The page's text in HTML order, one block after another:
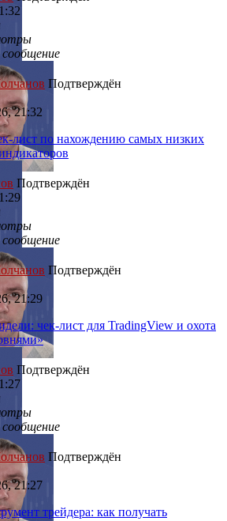
Подтверждён
21:32
лист по нахождению самых низких
Подтверждён
Подтверждён
21:29
чек-лист для TradingView и охота
Подтверждён
Подтверждён
21:27
трейдера: как получать